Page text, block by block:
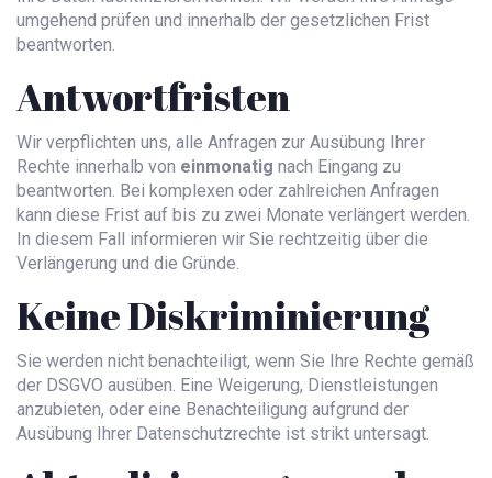
umgehend prüfen und innerhalb der gesetzlichen Frist
beantworten.
Antwortfristen
Wir verpflichten uns, alle Anfragen zur Ausübung Ihrer
Rechte innerhalb von einmonatig nach Eingang zu
beantworten. Bei komplexen oder zahlreichen Anfragen
kann diese Frist auf bis zu zwei Monate verlängert werden.
In diesem Fall informieren wir Sie rechtzeitig über die
Verlängerung und die Gründe.
Keine Diskriminierung
Sie werden nicht benachteiligt, wenn Sie Ihre Rechte gemäß
der DSGVO ausüben. Eine Weigerung, Dienstleistungen
anzubieten, oder eine Benachteiligung aufgrund der
Ausübung Ihrer Datenschutzrechte ist strikt untersagt.